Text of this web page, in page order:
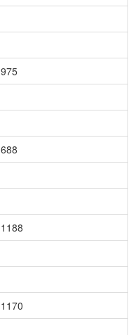
975
688
1188
1170